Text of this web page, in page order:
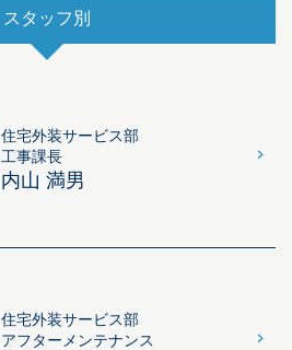
スタッフ別
住宅外装サービス部
工事課長
内山 満男
住宅外装サービス部
アフターメンテナンス